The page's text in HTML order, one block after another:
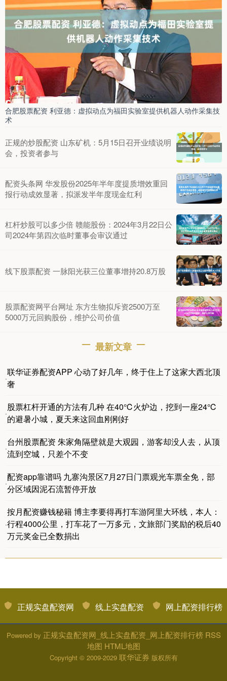
合肥股票配资 利亚德：虚拟动点为福田实验室提供机器人动作采集技
术
正规的炒股配资 山东矿机：5月15日召开业绩说明
会，投资者参与
配资头条网 华发股份2025年半年度提质增效重回
报行动成效显著，拟派发半年度现金红利
杠杆炒股可以多少倍 赣能股份：2024年3月22日公
司2024年第四次临时董事会审议通过
线下股票配资 一脉阳光获三位董事增持20.8万股
股票配资网平台网址 东方生物拟斥资2500万至
5000万元回购股份，维护公司价值
最新文章
·
联华证券配资APP 心动了好几年，终于住上了这家大西北顶
奢
·
股票杠杆开通的方法有几种 在40℃火炉边，挖到一座24℃
的避暑小城，夏天来这回血刚刚好
·
台州股票配资 朱家角隔壁就是大观园，游客却没人去，从顶
流到空城，只差个不变
·
配资app靠谱吗 九寨沟景区7月27日门票观光车票全免，部
分区域因泥石流暂停开放
·
按月配资赚钱秘籍 博主李要得再打车游阿里大环线，本人：
行程4000公里，打车花了一万多元，文旅部门奖励的税后40
万元奖金已全数捐出
正规实盘配资网 线上实盘配资 网上配资排行榜
Powered by 正规实盘配资网_线上实盘配资_网上配资排行榜 RSS
地图 HTML地图
Copyright © 2009-2029 联华证券 版权所有